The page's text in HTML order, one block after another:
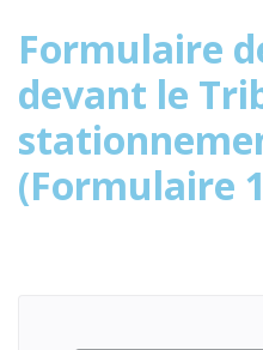
Formulaire
devant le
(Formulaire